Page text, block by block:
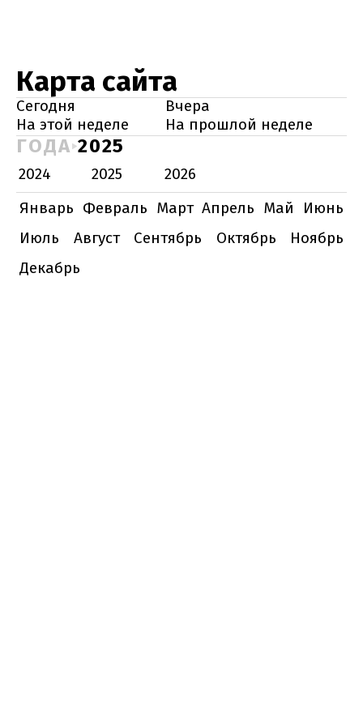
Карта сайта
Сегодня
Вчера
На этой неделе
На прошлой неделе
ГОДА 2025
2024 2025
2026
Январь Февраль Март Апрель Май
Июнь
Июль
Август Сентябрь Октябрь
Ноябрь
Декабрь